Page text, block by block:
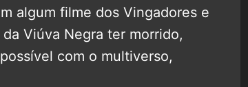
algum filme dos Vingadores e
da Viúva Negra ter morrido,
com o multiverso,